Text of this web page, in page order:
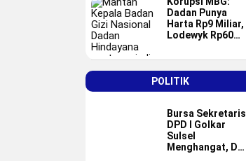
Dadan Punya
Harta Rp9 Miliar,
Lodewyk Rp60
POLITIK
Bursa Sekretaris
DPD I Golkar
Sulsel
Menghangat, Dua